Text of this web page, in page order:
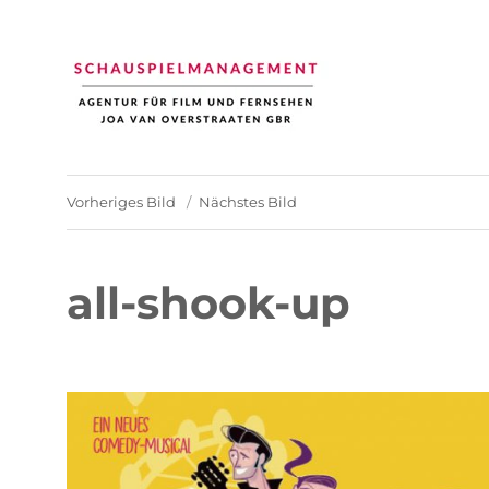
Schauspiel Management
Joa van Overstraaten | Agentur für Film und Fernsehen
Vorheriges Bild Nächstes Bild
all-shook-up